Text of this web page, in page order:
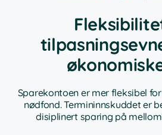
Sparekontoen er mer fleksibel
nødfond. Termininnskuddet er
disiplinert sparing på